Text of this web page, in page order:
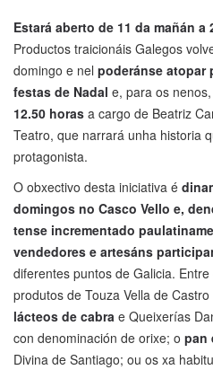
Estará aberto de 11 da mañán a
Productos traicionáis Galegos
domingo e nel poderánse atopar
festas de Nadal e, para os
12.50 horas a cargo de Beatriz
Teatro, que narrará unha historia
protagonista.
O obxectivo desta iniciativa é
domingos no Casco Vello e,
tense incrementado
vendedores e artesáns
diferentes puntos de Galicia.
produtos de Touza Vella de
lácteos de cabra e Queixerías
con denominación de orixe; o pan
Divina de Santiago; ou os xa